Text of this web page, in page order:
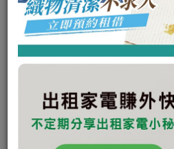
性別: 男
我的評價: 0 0
未回應次數: 0
取消次數: 0